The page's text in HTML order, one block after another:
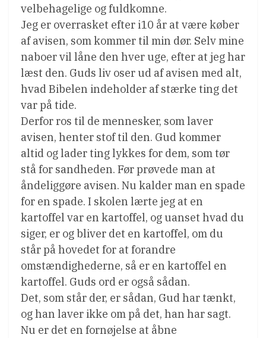
velbehagelige og fuldkomne.
Jeg er overrasket efter i10 år at være køber
af avisen, som kommer til min dør. Selv mine
naboer vil låne den hver uge, efter at jeg har
læst den. Guds liv oser ud af avisen med alt,
hvad Bibelen indeholder af stærke ting det
var på tide.
Derfor ros til de mennesker, som laver
avisen, henter stof til den. Gud kommer
altid og lader ting lykkes for dem, som tør
stå for sandheden. Før prøvede man at
åndeliggøre avisen. Nu kalder man en spade
for en spade. I skolen lærte jeg at en
kartoffel var en kartoffel, og uanset hvad du
siger, er og bliver det en kartoffel, om du
står på hovedet for at forandre
omstændighederne, så er en kartoffel en
kartoffel. Guds ord er også sådan.
Det, som står der, er sådan, Gud har tænkt,
og han laver ikke om på det, han har sagt.
Nu er det en fornøjelse at åbne